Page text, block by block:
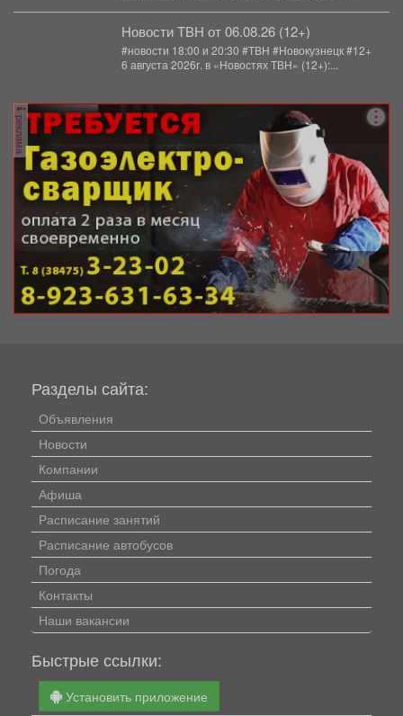
Новости ТВН от 06.08.26 (12+)
#новости 18:00 и 20:30 #ТВН #Новокузнецк #12+
6 августа 2026г. в «Новостях ТВН» (12+):...
реклама
Разделы сайта:
Объявления
Новости
Компании
Афиша
Расписание занятий
Расписание автобусов
Погода
Контакты
Наши вакансии
Быстрые ссылки:
Установить приложение